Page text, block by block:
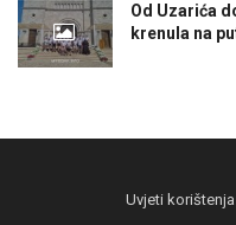
Od Uzarića
krenula na
Uvjeti korištenja